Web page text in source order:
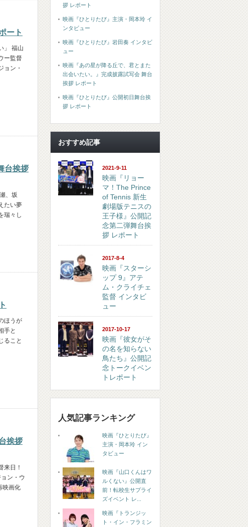
ート
」 福山
ー監督
ョン・
台挨拶
、坂
たい夢
瑞々し
ほうが
手と
ること
挨拶
来日！
ン・ウ
映画化
拶 レポート
映画『ひとりたび』主演・岡本玲 イ
ンタビュー
映画『ひとりたび』岩田奏 インタビ
ュー
映画『あの星が降る丘で、君とまた
出会いたい。』完成披露試写会 舞台
挨拶 レポート
映画『ひとりたび』公開初日舞台挨
拶 レポート
おすすめ記事
2021-9-11
映画『リョー
マ！The Prince
of Tennis 新生
劇場版テニスの
王子様』公開記
念第二弾舞台挨
拶 レポート
2017-8-4
映画『スターシ
ップ 9』アテ
ム・クライチェ
監督 インタビ
ュー
2017-10-17
映画『彼女がそ
の名を知らない
鳥たち』公開記
念トークイベン
トレポート
人気記事ランキング
映画『ひとりたび』
主演・岡本玲 イン
タビュー
映画『山口くんはワ
ルくない』公開直
前！転校生サプライ
ズイベント レ...
映画『トランジッ
ト・イン・フラミン